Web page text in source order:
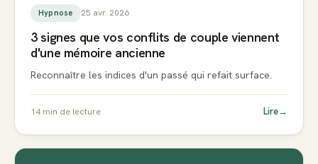
Hypnose 25 avr. 2026
3 signes que vos conflits de couple viennent
d'une mémoire ancienne
Reconnaître les indices d'un passé qui refait surface.
14min de lecture Lire→